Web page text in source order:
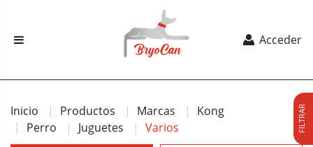
Acceder
Inicio Productos Marcas
Kong
Perro
Juguetes Varios FILTRAR